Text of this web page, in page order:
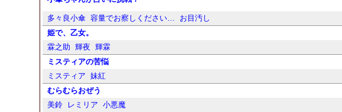
多々良小傘 容量でお察しください…
お目汚し
姫で、乙女。
霖之助
輝夜
輝霖
ミスティアの苦悩
ミスティア
妹紅
むらむらおぜう
美鈴
レミリア 小悪魔